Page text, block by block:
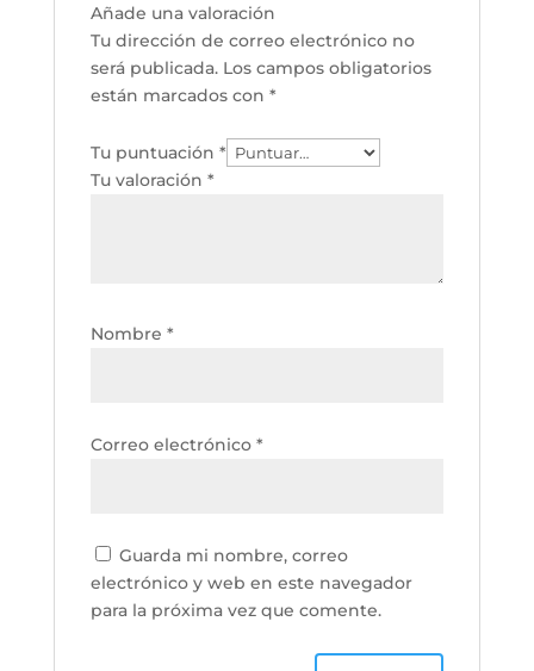
Añade una valoración
Tu dirección de correo electrónico no
será publicada. Los campos obligatorios
están marcados con *
Tu puntuación *
Tu valoración *
Nombre *
Correo electrónico *
Guarda mi nombre, correo
electrónico y web en este navegador
para la próxima vez que comente.